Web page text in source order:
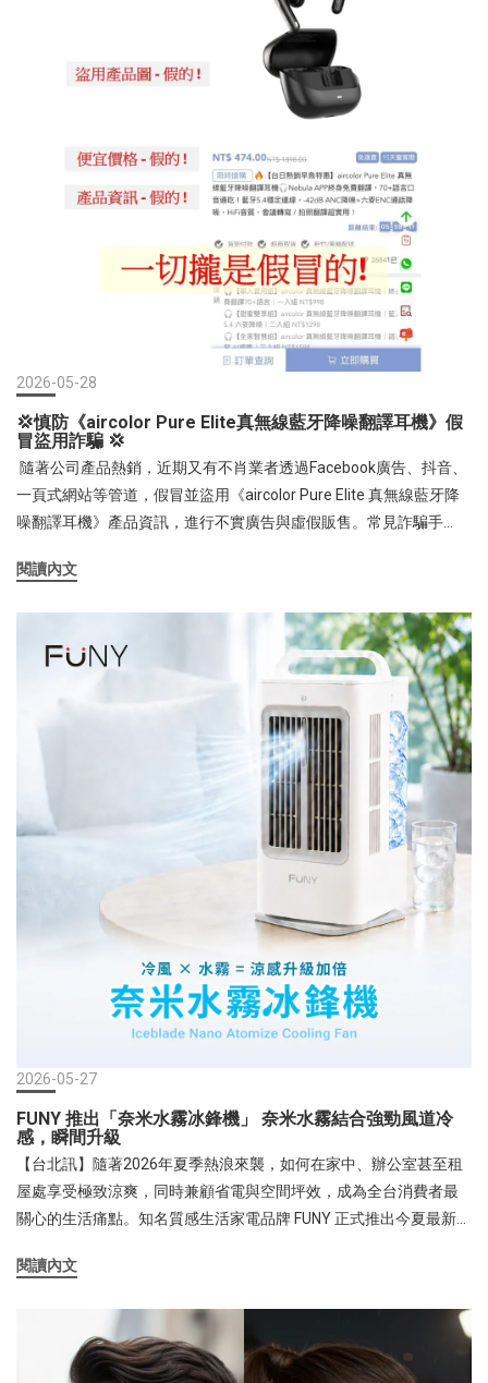
漫長等待的時代。跨世代磁吸充電效率與規格比較無線充電標準最
大輸出功率核心技術與特點效率表現與優勢傳統 Qi5W-15W傳統平
面充電 無磁吸輔助需要精準擺放。若線圈未對齊，容易導致發熱與
能量轉換效率低落Qi215W導入 MPP（磁功率分佈圖） 磁吸對位技
轉換效率顯著高於舊 QiQi2.225W具備更精密的功率談判與動態調節
功能傳輸效率比 Qi2 快約 28% 頂級安全防護，全方位守護您的愛機
除了追求極速與極簡，安全更是 aircolor 的核心承諾。aircolor「Qi2
25W 便攜三合一摺疊磁吸無線充電座」通過國家安規 BSMI 與 NCC
雙重嚴格認證，內建「FOD 異物偵測技術」，若充電盤上誤放鑰
匙、硬幣等金屬物體，將會瞬間自動斷電以防過熱。同時結合 NTC
熱敏電阻，提供防範過熱、過充、過放、過流、過壓及短路等全方
位安全防護機制，讓您不論在夜間睡眠充電，還是辦公高速狂飆電
力，都能安心無虞。即日起正式上市，讓生活告別繁雜線材，體驗
極速、優雅、安全的科技新生活！ 【關於富佳泰國際】2014年成立
於台灣，秉持對簡約美學設計與科技創意生活的熱愛，創建3C手機
周邊配件品牌aircolor，提供消費者高品質且饒富創意的手機配件產
品，如: 行動電源, 藍牙耳機, 充電器, 手機支架…等多樣貌產品。富佳
泰國際自有品牌的產品均通過國家BSMI認證，享有售後保固維修服
致力於為消費者打造充滿質感與便利的行動生活新日常。富佳泰國
受。 解密完美貼合的「雙效便利」新革命aircolor 產品行銷總監表示
「我們觀察到，現代消費者在室內或戶外使用手機觀看影片、玩遊
戲時，經常面臨『手機缺乏支撐』與『手機音效不夠立體』的雙重
困擾。市面上的藍牙喇叭往往只是獨立的聲音輸出裝置，與手機的
使用情境產生割裂。因此，aircolor團隊從使用者核心需求出發，打
造出『圓境磁吸支架藍牙音箱』。它不只是音箱，更是手持裝置的
頂級延伸配件。」該產品搭載強達 11N 的強磁吸力設計，無論是裸
機使用具備磁吸功能的手機，或是搭配附磁吸手機殼，只需輕輕貼
合，音箱便能穩固且緊密地與手機背部貼合。不論橫放追劇、直放
視訊，音箱瞬間化身為穩固的「解鎖雙手支架」，同時藉由貼近機
身的物理結構，讓聲音的共鳴與包覆感與畫面完美同步，影音娛樂
體驗獲得全面性的有感升級。 市售藍牙音箱大比拼：aircolor 圓境的
競爭優勢分析為了讓消費者更清楚了解「aircolor 圓境磁吸支架藍牙
音箱」如何超越傳統產品，我們從外型、功能、攜帶性等不同角度
做一個優劣比較：功能定位（優）： 傳統微型藍牙喇叭純粹作聲音
輸出，看影片時仍需額外尋找手機支架或隨意找物品倚靠，極易滑
落；「aircolor 圓境」具備 11N強磁吸力，音箱與支架一體化，大幅
釋放雙手。外型與顏色（優）： 市售傳統喇叭多為塑膠或粗獷矽膠
感，造型偏向圓筒或方塊；「aircolor 圓境」主打 文青風格配色，流
線圓潤的外型搭配細緻的織網工藝與質感金屬飾邊，優雅內斂，能
完美融入當代居家與穿搭。尺寸與重量（優）： 傳統喇叭重量普遍
境」追求極致輕量化，重量僅 91g，體積精緻小巧，單手掌握完全
無負擔。攜帶性與多場景（優）： 傳統喇叭缺乏隨身掛吊設計。圓
境音箱搭配專屬掛繩可自由隨行，更具備 IPX4 生活防潑水 認證，無
論是桌面影音、運動健身、戶外露營、旅行，皆能輕鬆駕馭。 小身
材大能量：領先業界的規格技術與音質表現雖然「aircolor 圓境」擁
有極致輕量的身形，但在規格與聲學配置上卻毫不妥協。產品率先
採用最新的 藍牙 5.4 技術，相較於舊款藍牙，配對速度更快、訊號
連線更穩定，具備超低延遲特性，即使玩手遊、看熱血球賽也能確
保影音同步、流暢不卡頓。在聲學表現上，圓境音箱內置了精密的
40mm 震膜振膜動圈單體，經過專業聲學調校，能提供高水準的低
頻深度與開闊的聲場廣度，擺脫小喇叭聲音單薄乾癟的刻板印象。
更令人驚艷的是，它支援 TWS 雙機無線串聯技術，消費者可同時配
對兩台圓境音箱，一左一右建構出真實的立體環繞聲音場，在家中
或帳篷內隨時享受劇院級的環繞音效。此外，為滿足長時間使用的
需求，機身在有限空間內塞入 550mAh 高效能電池，續航力最長可
達 16 小時，出門一整天亦無需為電量焦慮。產品更通過了國家
全性皆有最堅實的保障。最後貼心提醒消費者：「本產品原生完美
適用於具備磁吸功能的手機及手機殼（如 iPhone 12 以上系列）；
若消費者使用的是無磁吸功能的裝置或一般手機殼，也只需在機身
背部另外加貼磁吸圈，即可同樣享受秒變磁吸支架的頂級雙效便
利。」「aircolor 圓境磁吸支架藍牙音箱」不僅僅是一款科技配件，
更是融入消費者生活中每個精采時刻的美學日常。【關於富佳泰國
愛，創建3C手機周邊配件品牌aircolor，提供消費者高品質且饒富創
樣貌產品。富佳泰國際自有品牌的產品均通過國家BSMI認證，享有
售後保固維修服務及完善的產品責任險，透過精緻的工藝設計與直
覺的使用體驗，致力於為消費者打造充滿質感與便利的行動生活新
2026-05-28
💢慎防《aircolor Pure Elite真無線藍牙降噪翻譯耳機》假
冒盜用詐騙 💢
隨著公司產品熱銷，近期又有不肖業者透過Facebook廣告、抖音、
一頁式網站等管道，假冒並盜用《aircolor Pure Elite 真無線藍牙降
噪翻譯耳機》產品資訊，進行不實廣告與虛假販售。常見詐騙手
式網站，盜用官方照片與影片素材 *以異常低價販售，與官方售價
方授權與驗證，卻假冒原廠或官方通路 *要求加入私訊、點擊陌生
連結或直接匯款下單 目前富佳泰國際已著手蒐集相關證據，並將採
取法律行動，以遏止詐騙行為持續擴散。為防止不肖業者欺瞞善良
大眾，請認明「官方合法授權通路」包括: 富佳泰官網商城、蝦皮官
方旗艦店、MYFEEL、momo、pc home及實體門市安心選購。切勿
於來源不明網站或頁面下單，以避免個資與金流損害之風險。 若有
不慎已下單或收到圖文不符之物品，請立即：拒收、向配送物流申
請詐騙退貨辦理，或聯絡銀行或信用卡公司申請止付與帳號保護。
如對於商品有疑慮，可撥打本公司客服專線，亦可撥打 165 反詐騙
專線，進行通報與諮詢。 再次聲明，非本公司合法經銷商，所販售
的商品並亦非本公司產品，請消費者認明，切勿購買。如有任何非
法詐騙之情事，與本公司無關。我們嚴厲譴責所有傷害本公司商
譽、非法盜圖、侵犯智慧財產權、欺騙消費者之一切犯罪行為。懇
請大家協助分享本公告，提醒更多人提高警覺，避免受害。感謝各
位一直以來的支持與信任。
閱讀內文
2026-05-27
FUNY 推出「奈米水霧冰鋒機」 奈米水霧結合強勁風道冷
感，瞬間升級
【台北訊】隨著2026年夏季熱浪來襲，如何在家中、辦公室甚至租
屋處享受極致涼爽，同時兼顧省電與空間坪效，成為全台消費者最
關心的生活痛點。知名質感生活家電品牌 FUNY 正式推出今夏最新降
超音波霧化技術與強勁雙輪風道的新型態涼風設備，標榜「小體積
笨重的痛點，為消費者帶來全新的個人專屬消暑體驗。FUNY 產品經
理表示：「現代人對夏日消暑的需求已經不再只是『有風就好』，
閱讀內文